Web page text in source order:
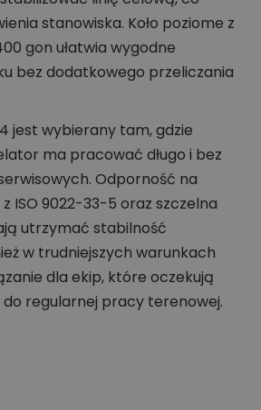
stanowiska. Koło poziome z
gon ułatwia wygodne
bez dodatkowego przeliczania
jest wybierany tam, gdzie
ma pracować długo i bez
Odporność na
ISO 9022-33-5 oraz szczelna
utrzymać stabilność
w trudniejszych warunkach
dla ekip, które oczekują
regularnej pracy terenowej.